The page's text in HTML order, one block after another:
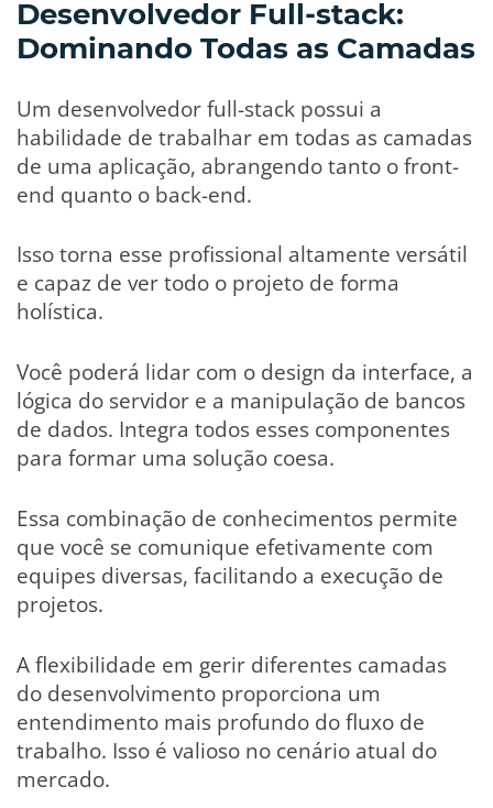
Desenvolvedor Full-stack:
Dominando Todas as Camadas
Um desenvolvedor full-stack possui a
habilidade de trabalhar em todas as camadas
de uma aplicação, abrangendo tanto o front-
end quanto o back-end.
Isso torna esse profissional altamente versátil
e capaz de ver todo o projeto de forma
holística.
Você poderá lidar com o design da interface, a
lógica do servidor e a manipulação de bancos
de dados. Integra todos esses componentes
para formar uma solução coesa.
Essa combinação de conhecimentos permite
que você se comunique efetivamente com
equipes diversas, facilitando a execução de
projetos.
A flexibilidade em gerir diferentes camadas
do desenvolvimento proporciona um
entendimento mais profundo do fluxo de
trabalho. Isso é valioso no cenário atual do
mercado.